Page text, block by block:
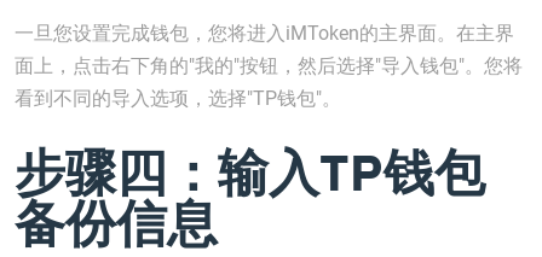
一旦您设置完成钱包，您将进入iMToken的主界面。在主界
面上，点击右下角的"我的"按钮，然后选择"导入钱包"。您将
看到不同的导入选项，选择"TP钱包"。
步骤四：输入TP钱包
备份信息